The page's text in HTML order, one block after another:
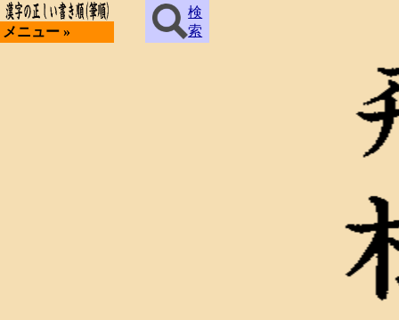
メニュー »
検
索